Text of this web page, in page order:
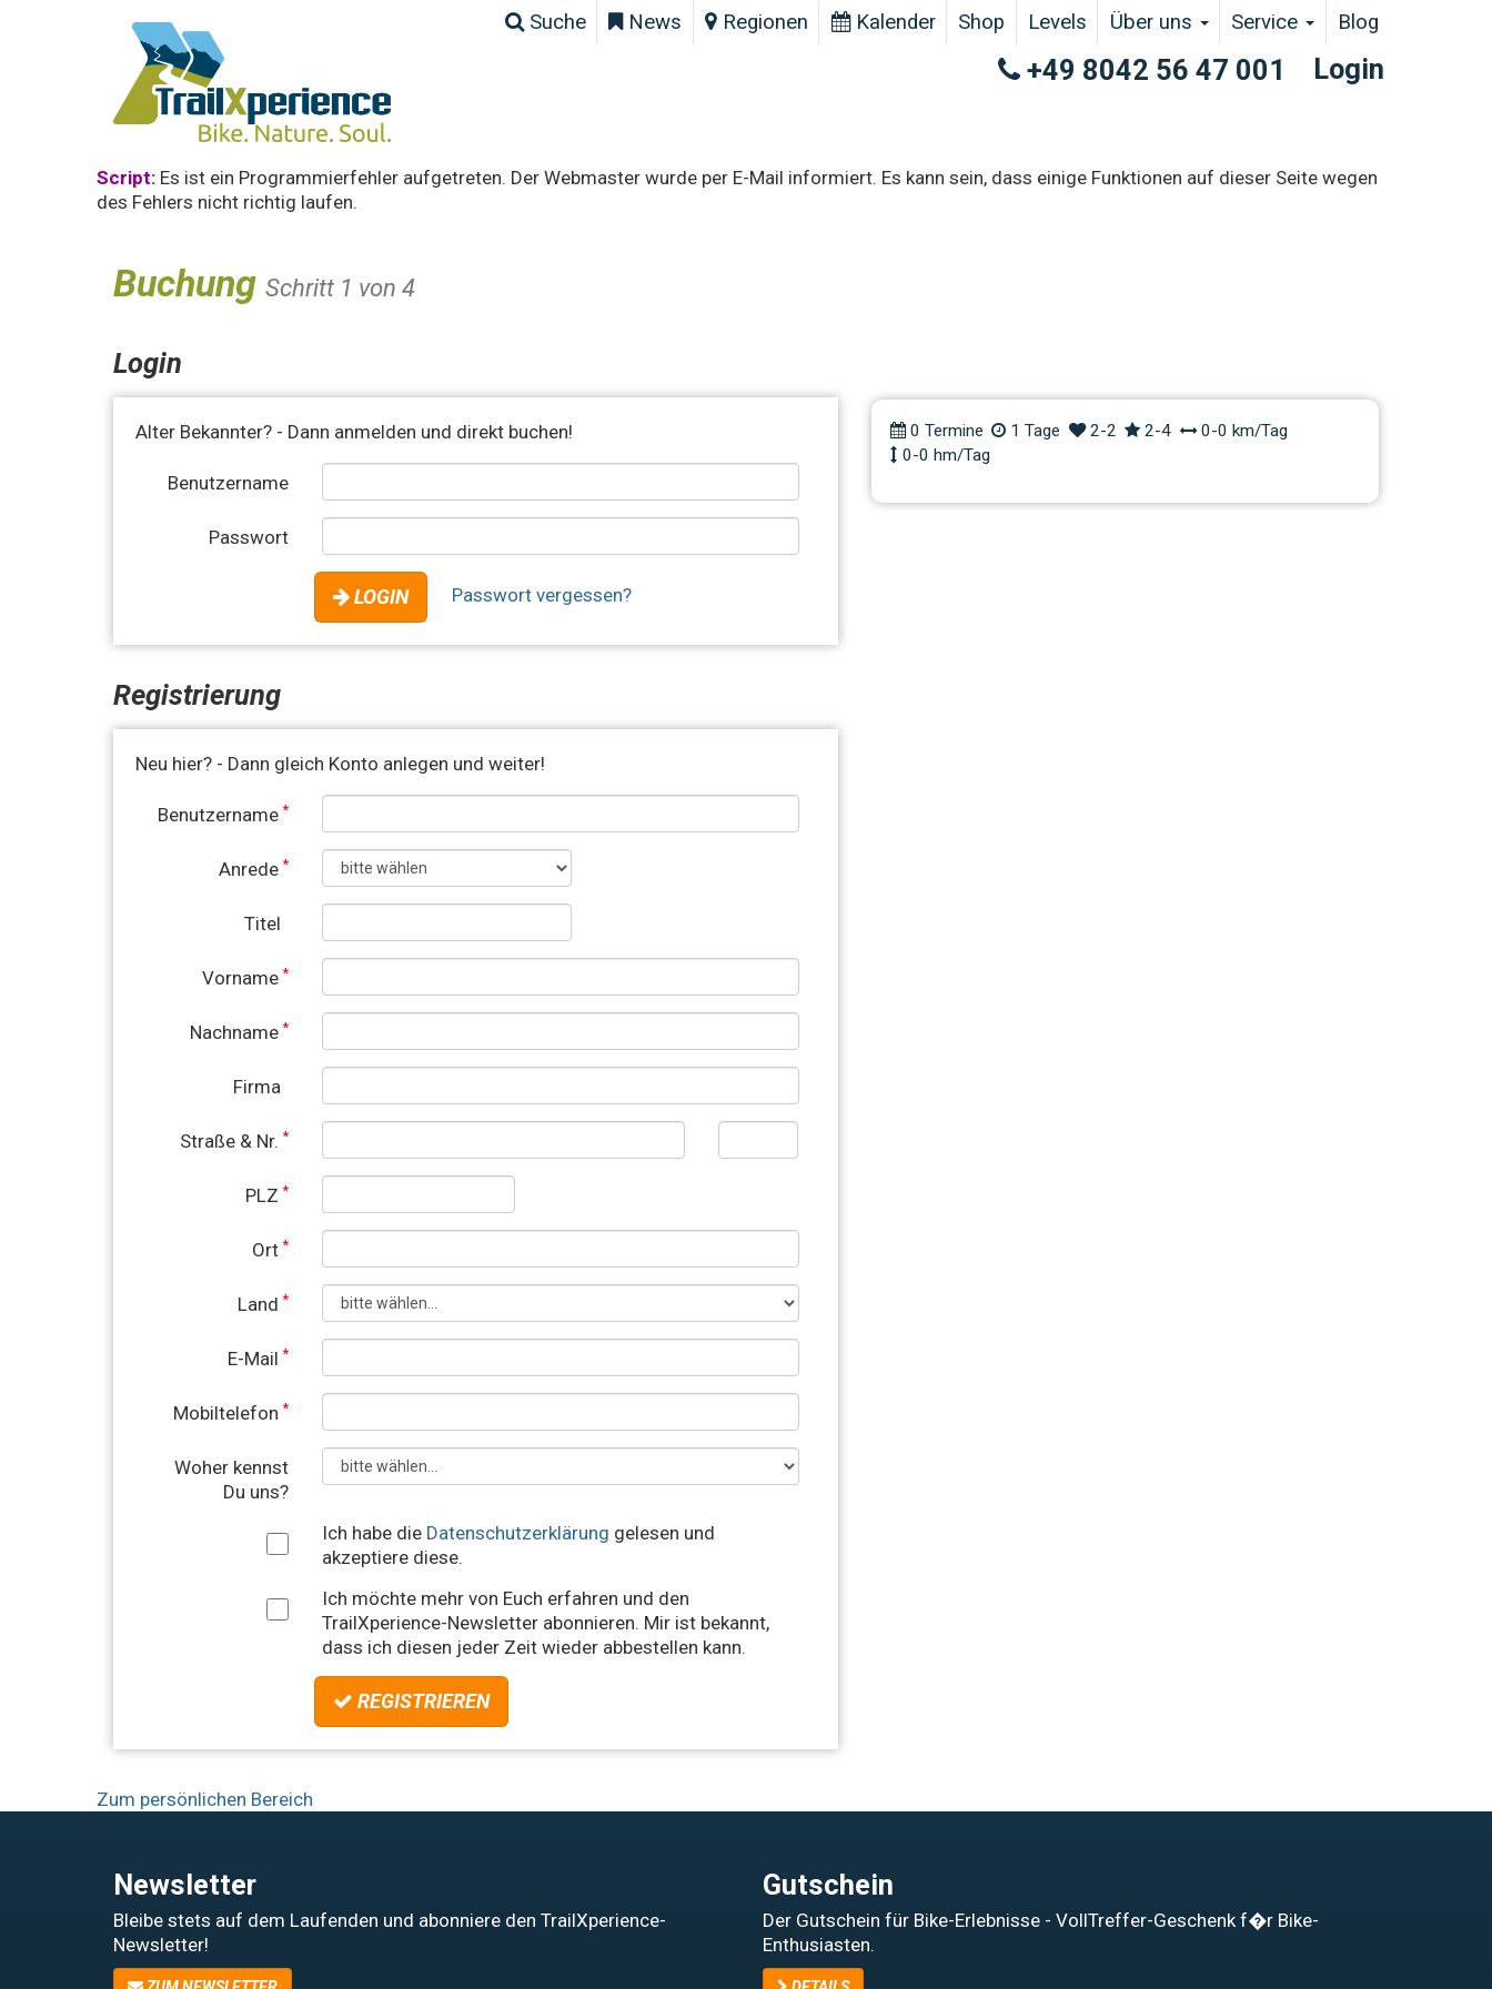
Suche News Regionen Kalender Shop Levels Über uns Service Blog
Login
+49 8042 56 47 001
Script: Es ist ein Programmierfehler aufgetreten. Der Webmaster wurde per E-Mail informiert. Es kann sein, dass einige Funktionen auf dieser Seite wegen
des Fehlers nicht richtig laufen.
Buchung Schritt 1 von 4
Login
Alter Bekannter? - Dann anmelden und direkt buchen!
Benutzername
Passwort
LOGIN Passwort vergessen?
Registrierung
Neu hier? - Dann gleich Konto anlegen und weiter!
Benutzername*
Anrede*
Titel
Vorname*
Nachname*
Firma
Straße & Nr.*
PLZ*
Ort*
Land*
E-Mail*
Mobiltelefon*
Woher kennst
Du uns?
Ich habe die Datenschutzerklärung gelesen und
akzeptiere diese.
Ich möchte mehr von Euch erfahren und den
TrailXperience-Newsletter abonnieren. Mir ist bekannt,
dass ich diesen jeder Zeit wieder abbestellen kann.
REGISTRIEREN
0 Termine 1 Tage 2-2 2-4
0-0 km/Tag
0-0 hm/Tag
Zum persönlichen Bereich
Newsletter
Bleibe stets auf dem Laufenden und abonniere den TrailXperience-
Newsletter!
Gutschein
Der Gutschein für Bike-Erlebnisse - VollTreffer-Geschenk f�r Bike-
Enthusiasten.